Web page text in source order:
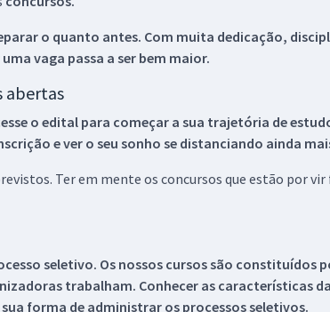
o quanto antes. Com muita dedicação,
vaga passa a ser bem maior.
abertas
o edital para começar a sua trajetória de
e ver o seu sonho se distanciando ainda
Ter em mente os concursos que estão por vir
seletivo. Os nossos cursos são constituídos
trabalham. Conhecer as características
forma de administrar os processos seletivos.